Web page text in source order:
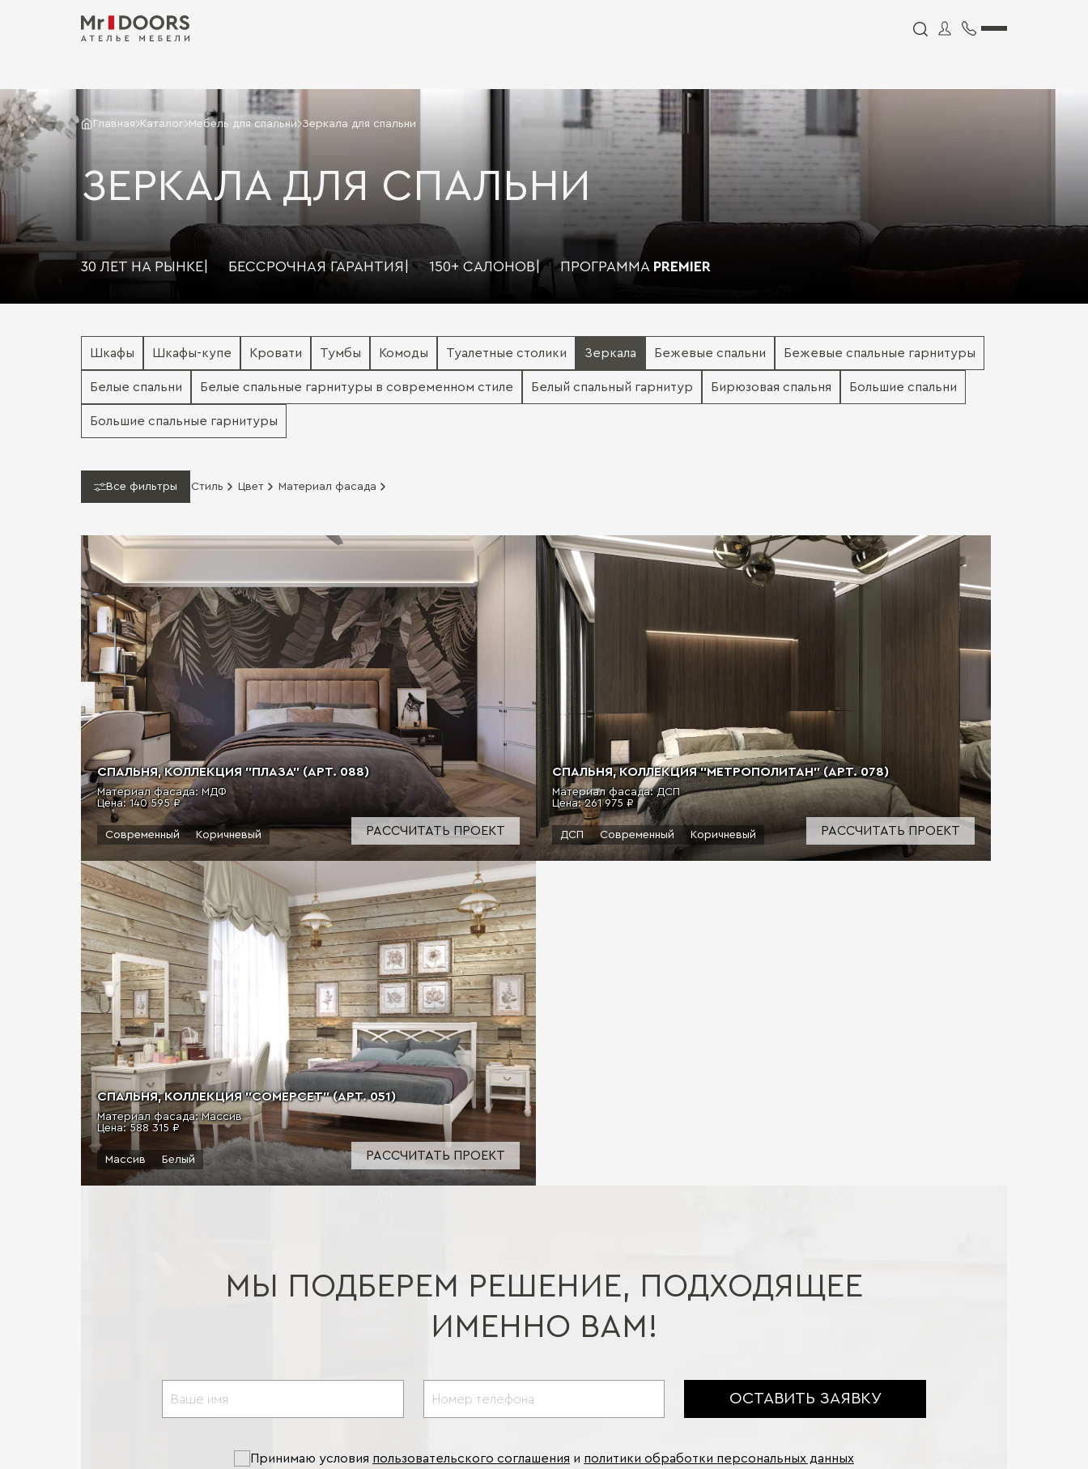
Главная Каталог Мебель для спальни Зеркала для спальни
ЗЕРКАЛА ДЛЯ СПАЛЬНИ
30 ЛЕТ НА РЫНКЕ БЕССРОЧНАЯ ГАРАНТИЯ | 150+ САЛОНОВ| ПРОГРАММА PREMIER
Шкафы Шкафы-купе Кровати Тумбы Комоды Туалетные столики Зеркала Бежевые спальни Бежевые спальные гарнитуры
Белые спальни Белые спальные гарнитуры в современном стиле Белый спальный гарнитур Бирюзовая спальня Большие спальни
Большие спальные гарнитуры
Все фильтры Стиль Цвет Материал фасада
СПАЛЬНЯ, КОЛЛЕКЦИЯ "ПЛАЗА" (АРТ. 088)
Материал фасада: МДФ
Цена:140 595 ₽
Современный Коричневый РАССЧИТАТЬ ПРОЕКТ
СПАЛЬНЯ, КОЛЛЕКЦИЯ "МЕТРОПОЛИТАН" (АРТ. 078)
Материал фасада: ДСП
Цена:261 975 ₽
ДСП Современный Коричневый РАССЧИТАТЬ ПРОЕКТ
СПАЛЬНЯ, КОЛЛЕКЦИЯ "СОМЕРСЕТ" (АРТ. 051)
Материал фасада: Массив
Цена:588 315 ₽
Массив Белый РАССЧИТАТЬ ПРОЕКТ
МЫ ПОДБЕРЕМ РЕШЕНИЕ, ПОДХОДЯЩЕЕ
ИМЕННО ВАМ!
ОСТАВИТЬ ЗАЯВКУ
Принимаю условия пользовательского соглашения и политики обработки персональных данных